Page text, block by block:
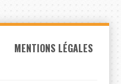
MENTIONS LÉGALES